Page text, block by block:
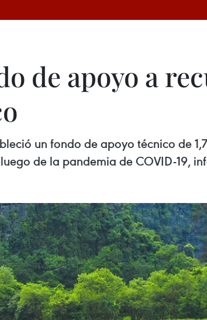
de apoyo a
un fondo de apoyo técnico de
de la pandemia de COVID-19,